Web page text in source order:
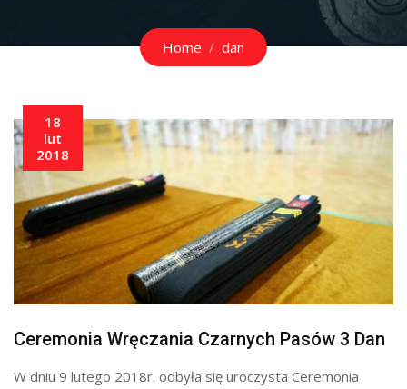
Home dan
18
lut
2018
Ceremonia Wręczania Czarnych Pasów 3 Dan
W dniu 9 lutego 2018r. odbyła się uroczysta Ceremonia